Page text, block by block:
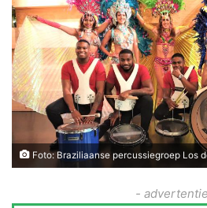
Foto: Braziliaanse percussiegroep Los
-